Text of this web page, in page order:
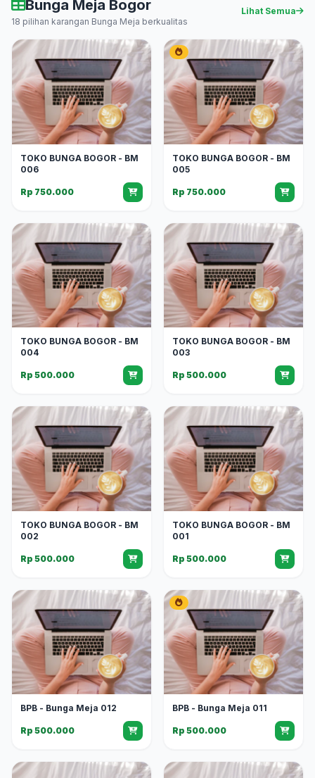
Bunga Meja Bogor
18 pilihan karangan Bunga Meja berkualitas
Lihat Semua
TOKO BUNGA BOGOR - BM
006
Rp 750.000
TOKO BUNGA BOGOR - BM
005
Rp 750.000
TOKO BUNGA BOGOR - BM
004
Rp 500.000
TOKO BUNGA BOGOR - BM
003
Rp 500.000
TOKO BUNGA BOGOR - BM
002
Rp 500.000
TOKO BUNGA BOGOR - BM
001
Rp 500.000
BPB - Bunga Meja 012
Rp 500.000
BPB - Bunga Meja 011
Rp 500.000